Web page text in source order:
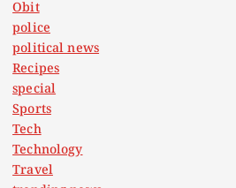
Obit
police
political news
Recipes
special
Sports
Tech
Technology
Travel